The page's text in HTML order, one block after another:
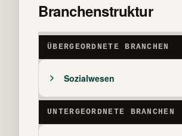
Branchenstruktur
ÜBERGEORDNETE BRANCHEN
Sozialwesen
UNTERGEORDNETE BRANCHEN